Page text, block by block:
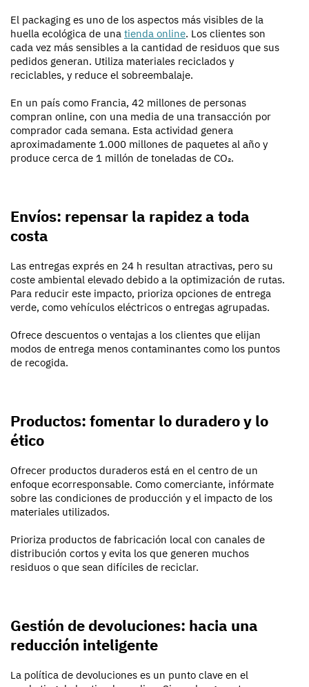
El packaging es uno de los aspectos más visibles de la
huella ecológica de una tienda online. Los clientes son
cada vez más sensibles a la cantidad de residuos que sus
pedidos generan. Utiliza materiales reciclados y
reciclables, y reduce el sobreembalaje.
En un país como Francia, 42 millones de personas
compran online, con una media de una transacción por
comprador cada semana. Esta actividad genera
aproximadamente 1.000 millones de paquetes al año y
produce cerca de 1 millón de toneladas de CO₂.
Envíos: repensar la rapidez a toda
costa
Las entregas exprés en 24 h resultan atractivas, pero su
coste ambiental elevado debido a la optimización de rutas.
Para reducir este impacto, prioriza opciones de entrega
verde, como vehículos eléctricos o entregas agrupadas.
Ofrece descuentos o ventajas a los clientes que elijan
modos de entrega menos contaminantes como los puntos
de recogida.
Productos: fomentar lo duradero y lo
ético
Ofrecer productos duraderos está en el centro de un
enfoque ecorresponsable. Como comerciante, infórmate
sobre las condiciones de producción y el impacto de los
materiales utilizados.
Prioriza productos de fabricación local con canales de
distribución cortos y evita los que generen muchos
residuos o que sean difíciles de reciclar.
Gestión de devoluciones: hacia una
reducción inteligente
La política de devoluciones es un punto clave en el